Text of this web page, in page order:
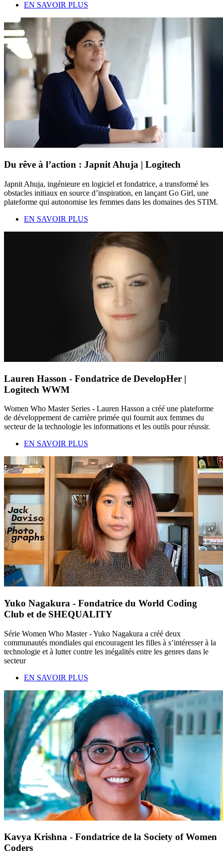
EN SAVOIR PLUS
Du rêve à l’action : Japnit Ahuja | Logitech
Japnit Ahuja, ingénieure en logiciel et fondatrice, a transformé les
obstacles initiaux en source d’inspiration, en lançant Go Girl, une
plateforme qui autonomise les femmes dans les domaines des STIM.
EN SAVOIR PLUS
Lauren Hasson - Fondatrice de DevelopHer |
Logitech WWM
Women Who Master Series - Lauren Hasson a créé une plateforme
de développement de carrière primée qui fournit aux femmes du
secteur de la technologie les informations et les outils pour réussir.
EN SAVOIR PLUS
Yuko Nagakura - Fondatrice du World Coding
Club et de SHEQUALITY
Série Women Who Master - Yuko Nagakura a créé deux
communautés mondiales qui encouragent les filles à s’intéresser à la
technologie et à lutter contre les inégalités entre les genres dans le
secteur
EN SAVOIR PLUS
Kavya Krishna - Fondatrice de la Society of Women
Coders